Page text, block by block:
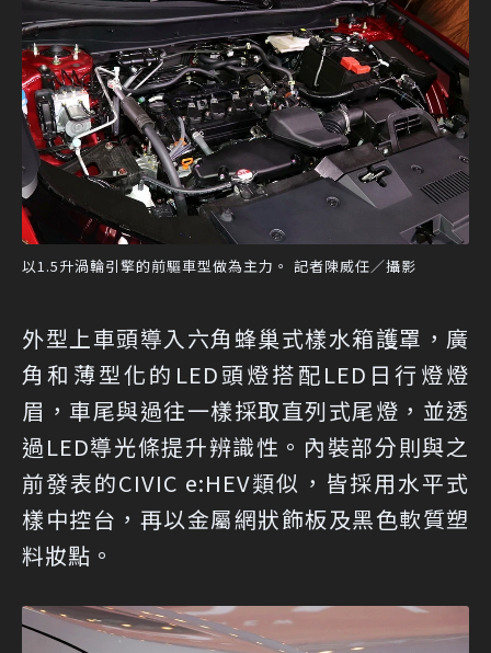
以1.5升渦輪引擎的前驅車型做為主力。 記者陳威任／攝影
外型上車頭導入六角蜂巢式樣水箱護罩，廣
角和薄型化的LED頭燈搭配LED日行燈燈
眉，車尾與過往一樣採取直列式尾燈，並透
過LED導光條提升辨識性。內裝部分則與之
前發表的CIVIC e:HEV類似，皆採用水平式
樣中控台，再以金屬網狀飾板及黑色軟質塑
料妝點。